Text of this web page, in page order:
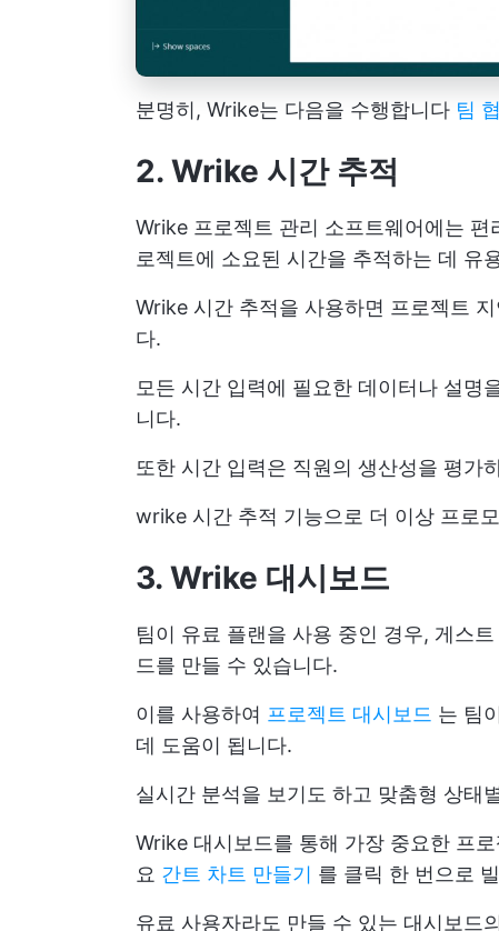
분명히, Wrike는 다음을 수행합니다 팀
2. Wrike 시간 추적
Wrike 프로젝트 관리 소프트웨어에는
로젝트에 소요된 시간을 추적하는 데 유
Wrike 시간 추적을 사용하면 프로젝트
다.
모든 시간 입력에 필요한 데이터나 설명
니다.
또한 시간 입력은 직원의 생산성을 평가
wrike 시간 추적 기능으로 더 이상 프로
3. Wrike 대시보드
팀이 유료 플랜을 사용 중인 경우, 게스
드를 만들 수 있습니다.
이를 사용하여 프로젝트 대시보드 는 팀
데 도움이 됩니다.
실시간 분석을 보기도 하고 맞춤형 상태
Wrike 대시보드를 통해 가장 중요한 프
요 간트 차트 만들기 를 클릭 한 번으로
유료 사용자라도 만들 수 있는 대시보드